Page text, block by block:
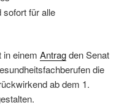
für alle
in einem Antragden Senat
die
ab dem 1.